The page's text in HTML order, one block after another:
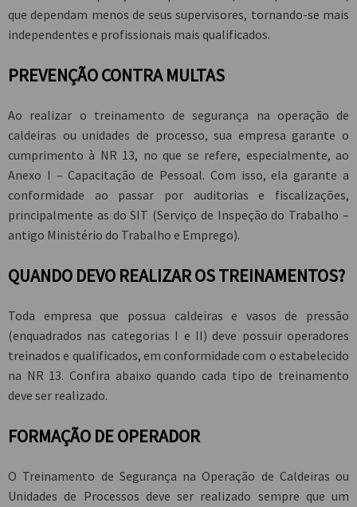
que dependam menos de seus supervisores, tornando-se mais
independentes e profissionais mais qualificados.
PREVENÇÃO CONTRA MULTAS
Ao realizar o treinamento de segurança na operação de
caldeiras ou unidades de processo, sua empresa garante o
cumprimento à NR 13, no que se refere, especialmente, ao
Anexo I – Capacitação de Pessoal. Com isso, ela garante a
conformidade ao passar por auditorias e fiscalizações,
principalmente as do SIT (Serviço de Inspeção do Trabalho –
antigo Ministério do Trabalho e Emprego).
QUANDO DEVO REALIZAR OS TREINAMENTOS?
Toda empresa que possua caldeiras e vasos de pressão
(enquadrados nas categorias I e II) deve possuir operadores
treinados e qualificados, em conformidade com o estabelecido
na NR 13. Confira abaixo quando cada tipo de treinamento
deve ser realizado.
FORMAÇÃO DE OPERADOR
O Treinamento de Segurança na Operação de Caldeiras ou
Unidades de Processos deve ser realizado sempre que um